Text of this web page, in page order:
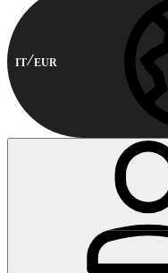
IT EUR